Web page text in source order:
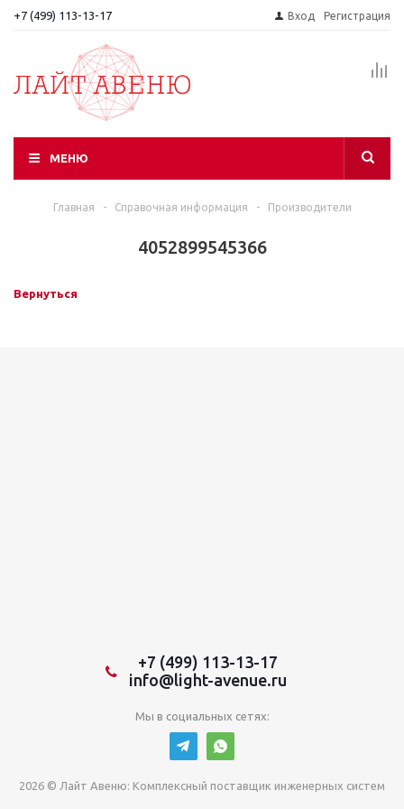
+7 (499) 113-13-17 Вход Регистрация
МЕНЮ
Главная - Справочная информация - Производители
4052899545366
Вернуться
+7 (499) 113-13-17
info@light-avenue.ru
Мы в социальных сетях:
2026 © Лайт Авеню: Комплексный поставщик инженерных систем